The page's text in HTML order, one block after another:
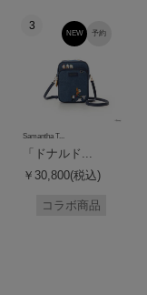
3
予約
NEW
Samantha T...
「ドナルド...
￥30,800(税込)
コラボ商品